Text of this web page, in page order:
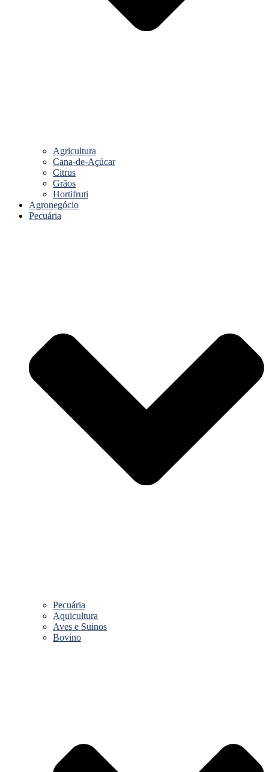
Agricultura
Cana-de-Açúcar
Citrus
Grãos
Hortifruti
Agronegócio
Pecuária
Pecuária
Aquicultura
Aves e Suinos
Bovino